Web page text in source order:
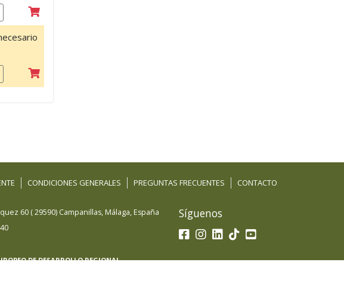
CONDICIONES GENERALES PREGUNTAS FRECUENTES CONTACTO
60 (29590) Campanillas, Málaga, España
Síguenos
DE DESARROLLO REGIONAL